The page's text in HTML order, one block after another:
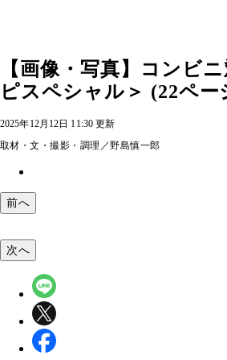
【画像・写真】コンビ
ピスペシャル＞ (22ペー
2025年12月12日 11:30 更新
取材・文・撮影・調理／野島慎一郎
前へ
次へ